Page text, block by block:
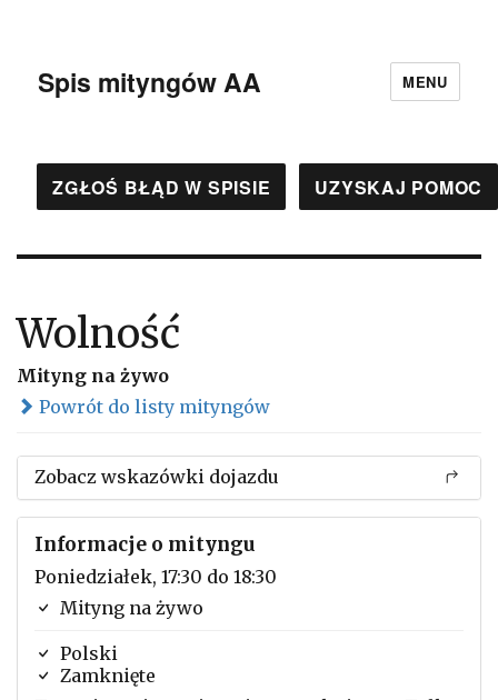
Spis mityngów AA MENU
ZGŁOŚ BŁĄD W SPISIE UZYSKAJ POMOC
Wolność
Mityng na żywo
Powrót do listy mityngów
Zobacz wskazówki dojazdu
Informacje o mityngu
Poniedziałek, 17:30 do 18:30
Mityng na żywo
Polski
Zamknięte